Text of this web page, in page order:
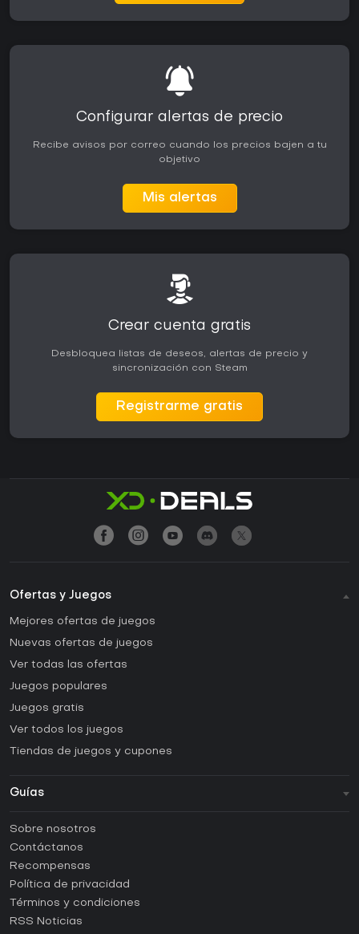
Configurar alertas de precio
Recibe avisos por correo cuando los precios bajen a tu
objetivo
Mis alertas
Crear cuenta gratis
Desbloquea listas de deseos, alertas de precio y
sincronización con Steam
Registrarme gratis
Ofertas y Juegos
Mejores ofertas de juegos
Nuevas ofertas de juegos
Ver todas las ofertas
Juegos populares
Juegos gratis
Ver todos los juegos
Tiendas de juegos y cupones
Guías
Guías y tutoriales
¿Cómo activar una CD Key de Steam?
¿Cómo activar una CD Key de Epic Games?
¿Cómo activar una CD Key de GOG?
¿Cómo activar una CD Key de Ubisoft Connect?
Sobre nosotros
Contáctanos
Recompensas
Política de privacidad
Términos y condiciones
RSS Noticias